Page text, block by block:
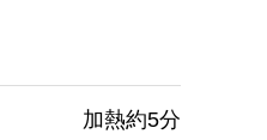
加熱約5分